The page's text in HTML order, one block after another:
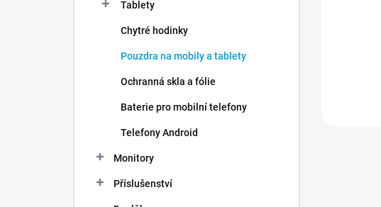
Tablety
Chytré hodinky
Pouzdra na mobily a tablety
Ochranná skla a fólie
Baterie pro mobilní telefony
Telefony Android
Monitory
Příslušenství